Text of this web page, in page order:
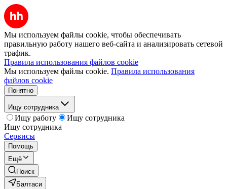
Мы используем файлы cookie, чтобы обеспечивать
правильную работу нашего веб-сайта и анализировать сетевой
трафик.
Правила использования файлов cookie
Мы используем файлы cookie. Правила использования
файлов cookie
Понятно
Ищу сотрудника
Ищу работу
Ищу сотрудника
Ищу сотрудника
Сервисы
Помощь
Ещё
Поиск
Балтаси